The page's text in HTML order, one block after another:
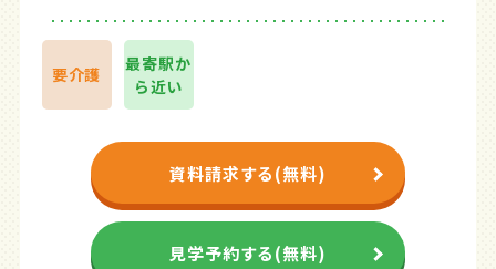
要介護
最寄駅か
ら近い
資料請求する(無料)
見学予約する(無料)